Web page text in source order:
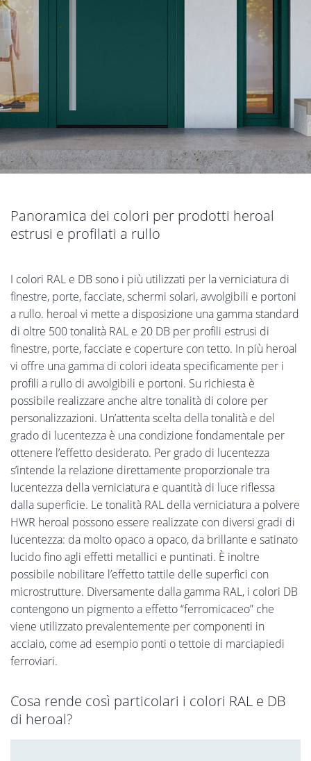
Panoramica dei colori per prodotti heroal
estrusi e profilati a rullo
I colori RAL e DB sono i più utilizzati per la verniciatura di
finestre, porte, facciate, schermi solari, avvolgibili e portoni
a rullo. heroal vi mette a disposizione una gamma standard
di oltre 500 tonalità RAL e 20 DB per profili estrusi di
finestre, porte, facciate e coperture con tetto. In più heroal
vi offre una gamma di colori ideata specificamente per i
profili a rullo di avvolgibili e portoni. Su richiesta è
possibile realizzare anche altre tonalità di colore per
personalizzazioni. Un’attenta scelta della tonalità e del
grado di lucentezza è una condizione fondamentale per
ottenere l’effetto desiderato. Per grado di lucentezza
s’intende la relazione direttamente proporzionale tra
lucentezza della verniciatura e quantità di luce riflessa
dalla superficie. Le tonalità RAL della verniciatura a polvere
HWR heroal possono essere realizzate con diversi gradi di
lucentezza: da molto opaco a opaco, da brillante e satinato
lucido fino agli effetti metallici e puntinati. È inoltre
possibile nobilitare l’effetto tattile delle superfici con
microstrutture. Diversamente dalla gamma RAL, i colori DB
contengono un pigmento a effetto “ferromicaceo” che
viene utilizzato prevalentemente per componenti in
acciaio, come ad esempio ponti o tettoie di marciapiedi
ferroviari.
Cosa rende così particolari i colori RAL e DB
di heroal?